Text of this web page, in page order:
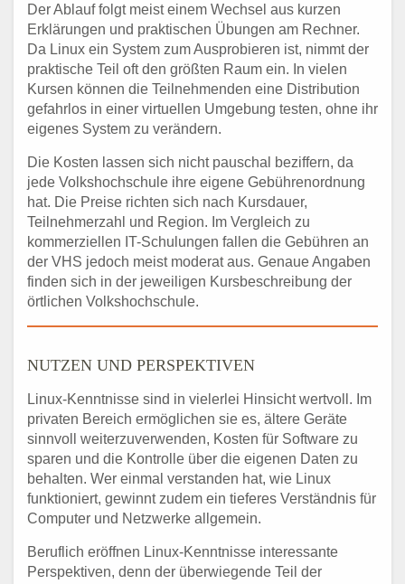
Der Ablauf folgt meist einem Wechsel aus kurzen
Erklärungen und praktischen Übungen am Rechner.
Da Linux ein System zum Ausprobieren ist, nimmt der
praktische Teil oft den größten Raum ein. In vielen
Kursen können die Teilnehmenden eine Distribution
gefahrlos in einer virtuellen Umgebung testen, ohne ihr
eigenes System zu verändern.
Die Kosten lassen sich nicht pauschal beziffern, da
jede Volkshochschule ihre eigene Gebührenordnung
hat. Die Preise richten sich nach Kursdauer,
Teilnehmerzahl und Region. Im Vergleich zu
kommerziellen IT-Schulungen fallen die Gebühren an
der VHS jedoch meist moderat aus. Genaue Angaben
finden sich in der jeweiligen Kursbeschreibung der
örtlichen Volkshochschule.
NUTZEN UND PERSPEKTIVEN
Linux-Kenntnisse sind in vielerlei Hinsicht wertvoll. Im
privaten Bereich ermöglichen sie es, ältere Geräte
sinnvoll weiterzuverwenden, Kosten für Software zu
sparen und die Kontrolle über die eigenen Daten zu
behalten. Wer einmal verstanden hat, wie Linux
funktioniert, gewinnt zudem ein tieferes Verständnis für
Computer und Netzwerke allgemein.
Beruflich eröffnen Linux-Kenntnisse interessante
Perspektiven, denn der überwiegende Teil der